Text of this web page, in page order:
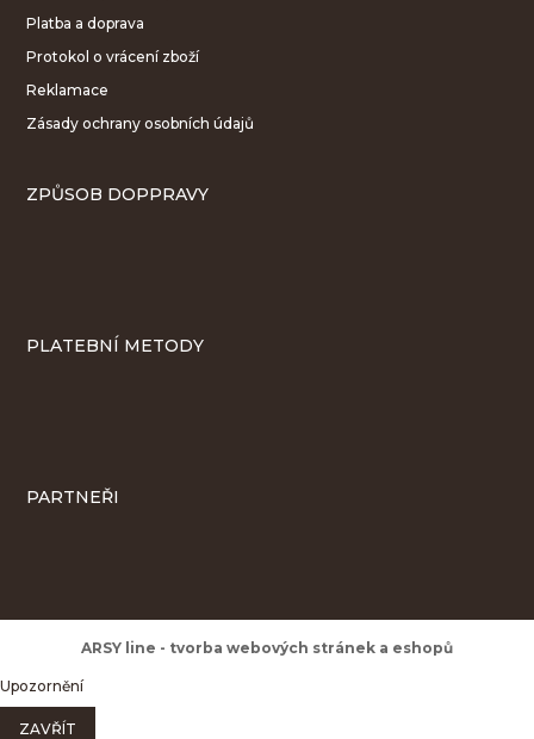
Platba a doprava
Protokol o vrácení zboží
Reklamace
Zásady ochrany osobních údajů
ZPŮSOB DOPPRAVY
PLATEBNÍ METODY
PARTNEŘI
ARSY line - tvorba webových stránek a eshopů
Upozornění
ZAVŘÍT